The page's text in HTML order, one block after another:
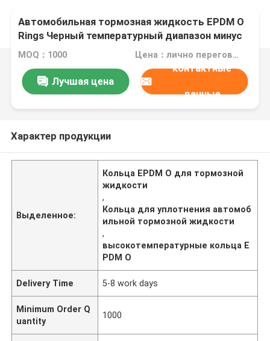
Автомобильная тормозная жидкость EPDM O
Rings Черный температурный диапазон минус
50 до 250 градусов Удаление элементов для
MOQ：1000 Цена：лично переговорить
Лучшая цена
контактные
данные
Характер продукции
Выделенное:
Кольца EPDM O для тормозной
жидкости
,
Кольца для уплотнения автомоб
ильной тормозной жидкости
,
высокотемпературные кольца E
PDM O
Delivery Time 5-8 work days
Minimum Order Q
uantity
1000